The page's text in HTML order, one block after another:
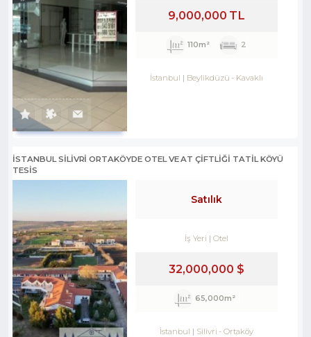
9,000,000 TL
110m² 2
İstanbul Beylikdüzü - Kavaklı
İSTANBUL SİLİVRİ ORTAKÖYDE OTEL VE AT ÇİFTLİĞİ TATİL KÖYÜ
TESİS
Satılık
İş Yeri Otel
32,000,000 $
65,000m²
İstanbul Silivri -Ortaköy